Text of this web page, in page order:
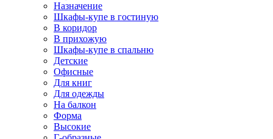
Назначение
Шкафы-купе в гостиную
В коридор
В прихожую
Шкафы-купе в спальню
Детские
Офисные
Для книг
Для одежды
На балкон
Форма
Высокие